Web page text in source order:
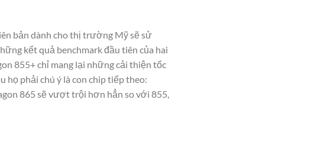
bản dành cho thị trường Mỹ sẽ sử
kết quả benchmark đầu tiên của hai
855+ chỉ mang lại những cải thiện tốc
họ phải chú ý là con chip tiếp theo:
865 sẽ vượt trội hơn hẳn so với 855,